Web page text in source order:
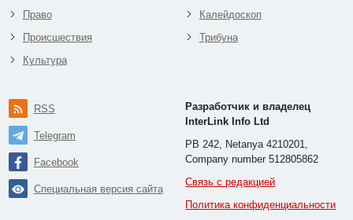
Право
Происшествия
Культура
Калейдоскоп
Трибуна
RSS
Telegram
Facebook
Специальная версия сайта
Разработчик и владелец
InterLink Info Ltd
PB 242, Netanya 4210201,
Company number 512805862
Связь с редакцией
Политика конфиденциальности